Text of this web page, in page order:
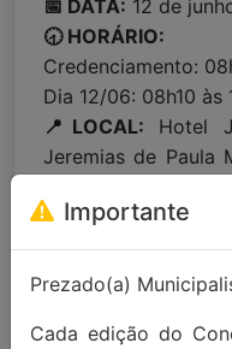
📅 DATA: 12 de
🕣 HORÁRIO:
Credenciamento:
Dia 12/06: 08h10 às
📍LOCAL: Hotel
Jeremias de Paula
contato:
app (51) 99215-
Importante
Prezado(a)
Cada edição do